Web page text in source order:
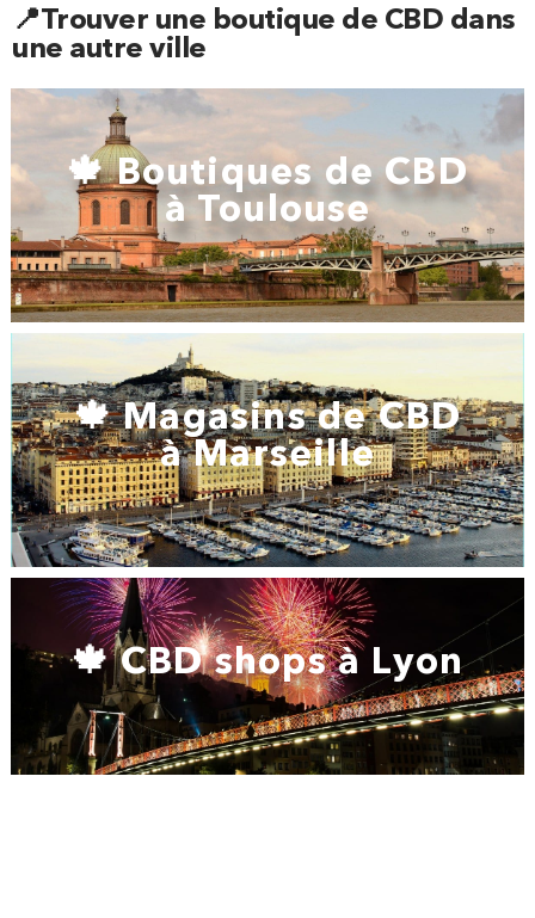
📍Trouver une boutique de CBD dans
une autre ville
🍁 Boutiques de CBD
à Toulouse
🍁 Magasins de CBD
à Marseille
🍁 CBD shops à Lyon